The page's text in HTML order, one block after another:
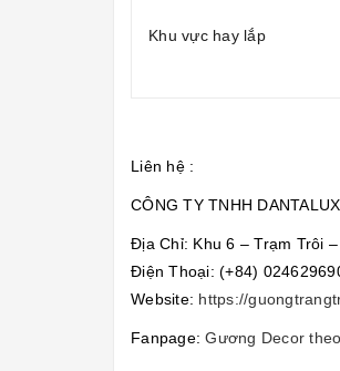
Khu vực hay lắp
Liên hệ :
CÔNG TY TNHH
Địa Chỉ: Khu 6 – Trạm Trôi
Điện Thoại: (+84)
Website: https://
Fanpage:Gương Decor